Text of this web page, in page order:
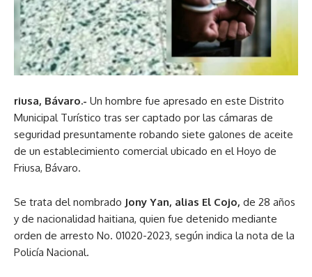
riusa, Bávaro.- Un hombre fue apresado en este Distrito
Municipal Turístico tras ser captado por las cámaras de
seguridad presuntamente robando siete galones de aceite
de un establecimiento comercial ubicado en el Hoyo de
Friusa, Bávaro.
Se trata del nombrado Jony Yan, alias El Cojo, de 28 años
y de nacionalidad haitiana, quien fue detenido mediante
orden de arresto No. 01020-2023, según indica la nota de la
Policía Nacional.